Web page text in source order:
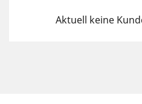
Aktuell keine